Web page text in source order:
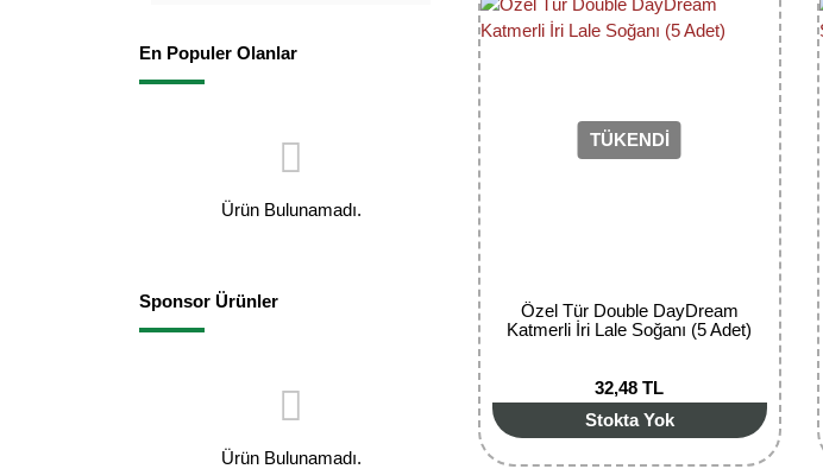
En Populer Olanlar
Ürün Bulunamadı.
Sponsor Ürünler
Ürün Bulunamadı.
TÜKENDİ
Özel Tür Double DayDream
Katmerli İri Lale Soğanı (5 Adet)
32,48 TL
Stokta Yok